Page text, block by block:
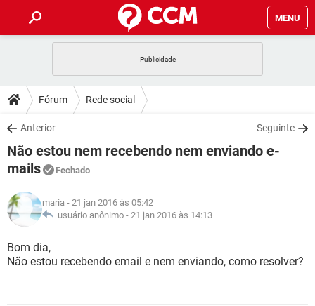
MENU
CELULAR
OUTLOOK
INSTAGRAM GMAIL
GUIA DE COMPRAS
DICAS
JOGOS
OUTLOOK
GUIA DE COMPRAS
DOWNLOADS
JOGOS WHATSAPP
CELULAR
OUTLOOK
INSTAGRAM
GUIA DE COMPRAS
FÓRUM
CELULAR FACEBOOK
INSTAGRAM GMAIL
GLOSSÁRIO
JOGOS
CELULAR
Fórum Rede social
Anterior Seguinte
Não estou nem recebendo nem enviando e-
mails
Fechado
maria - 21 jan 2016 às 05:42
usuário anônimo - 21 jan 2016 às 14:13
Bom dia,
Não estou recebendo email e nem enviando, como resolver?